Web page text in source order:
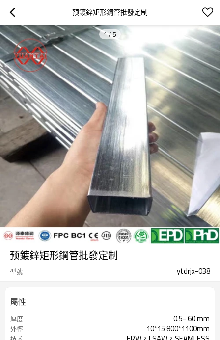
预鍍鋅矩形鋼管批發定制
1/5
预鍍鋅矩形鋼管批發定制
型號 ytdrjx-038
屬性
厚度 0.5- 60 mm
外徑 10*15 800*1100mm